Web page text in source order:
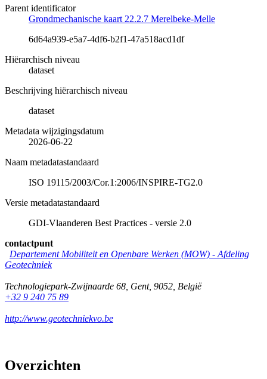
Parent identificator
Grondmechanische kaart 22.2.7 Merelbeke-Melle
6d64a939-e5a7-4df6-b2f1-47a518acd1df
Hiërarchisch niveau
dataset
Beschrijving hiërarchisch niveau
dataset
Metadata wijzigingsdatum
2026-06-22
Naam metadatastandaard
ISO 19115/2003/Cor.1:2006/INSPIRE-TG2.0
Versie metadatastandaard
GDI-Vlaanderen Best Practices - versie 2.0
contactpunt
Departement Mobiliteit en Openbare Werken (MOW) - Afdeling
Geotechniek
Technologiepark-Zwijnaarde 68 Gent, 9052 België
+32 9 240 75 89
http://www.geotechniekvo.be
Overzichten